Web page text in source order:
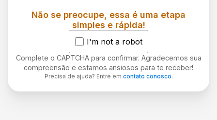
Não se preocupe, essa é uma etapa
simples e rápida!
I'm not a robot
Complete o CAPTCHA para confirmar. Agradecemos sua
compreensão e estamos ansiosos para te receber!
Precisa de ajuda? Entre em contato conosco.